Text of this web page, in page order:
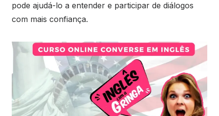
pode ajudá-lo a entender e participar de diálogos
com mais confiança.